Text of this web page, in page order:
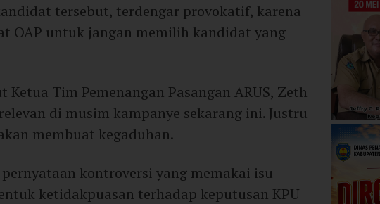
tersebut, terdengar provokatif, karena
OAP untuk jangan memilih kandidat yang
Tim Pemenangan Pasangan ARUS, Zeth
di musim kampanye sekarang ini. Justru
membuat kegaduhan.
kontroversi yang memakai isu
ketidakpuasan terhadap keputusan KPU